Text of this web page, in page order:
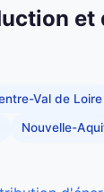
Val de Loire
Nouvelle-